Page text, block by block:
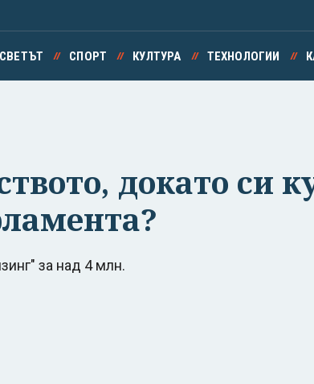
СВЕТЪТ СПОРТ КУЛТУРА ТЕХНОЛОГИИ
докато си
за над 4 млн.